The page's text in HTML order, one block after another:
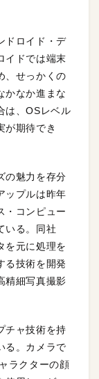
ドロイド・デ
イドでは端末
、せっかくの
かなか進まな
は、OSレベル
が期待でき
の魅力を存分
ップルは昨年
・コンピュー
いる。同社
を元に処理を
る技術を開発
精細写真撮影
チャ技術を持
る。カメラで
ラクターの顔